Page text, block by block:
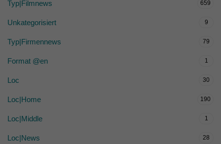
Typ|Filmnews 659
Unkategorisiert 9
Typ|Firmennews 79
Format @en 1
Loc 30
Loc|Home 190
Loc|Middle 1
Loc|News 28